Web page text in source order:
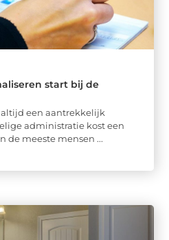
start bij de
een aantrekkelijk
administratie kost een
de meeste mensen ...